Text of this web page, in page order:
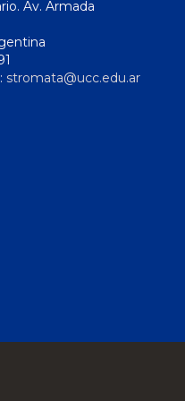
Av. Armada
stromata@ucc.edu.ar